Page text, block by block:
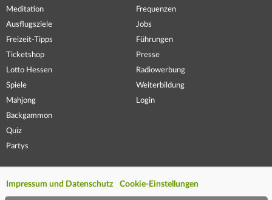
Meditation
Ausflugsziele
Freizeit-Tipps
Ticketshop
Lotto Hessen
Spiele
Mahjong
Backgammon
Quiz
Partys
Frequenzen
Jobs
Führungen
Presse
Radiowerbung
Weiterbildung
Login
Impressum und Datenschutz Cookie-Einstellungen